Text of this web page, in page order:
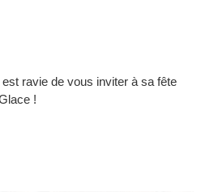
ravie de vous inviter à sa fête
!